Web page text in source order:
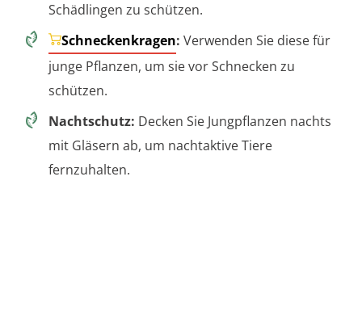
Schädlingen zu schützen.
Schneckenkragen: Verwenden Sie diese für
junge Pflanzen, um sie vor Schnecken zu
schützen.
Nachtschutz: Decken Sie Jungpflanzen nachts
mit Gläsern ab, um nachtaktive Tiere
fernzuhalten.